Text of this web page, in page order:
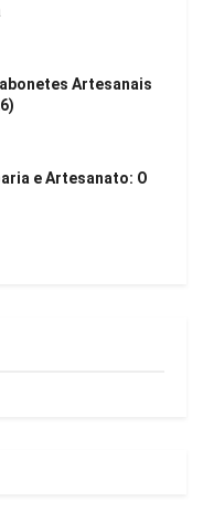
Artesanais
e Artesanato: O